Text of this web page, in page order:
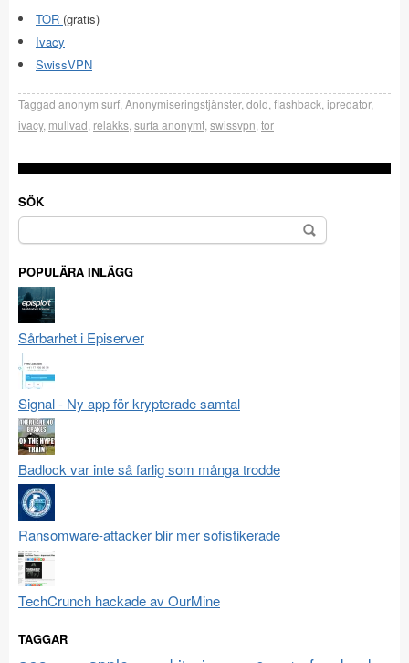
TOR (gratis)
Ivacy
SwissVPN
Taggad anonym surf Anonymiseringstjänster, dold flashback ipredator,
ivacy, mullvad relakks surfa anonymt swissvpn tor
SÖK
Sök
efter:
POPULÄRA INLÄGG
Sårbarhet i Episerver
Signal - Ny app för krypterade samtal
Badlock var inte så farlig som många trodde
Ransomware-attacker blir mer sofistikerade
TechCrunch hackade av OurMine
TAGGAR